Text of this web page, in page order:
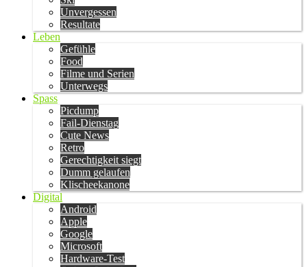
Unvergessen
Resultate
Leben
Gefühle
Food
Filme und Serien
Unterwegs
Spass
Picdump
Fail-Dienstag
Cute News
Retro
Gerechtigkeit siegt
Dumm gelaufen
Klischeekanone
Digital
Android
Apple
Google
Microsoft
Hardware-Test